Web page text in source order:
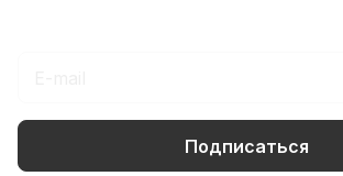
Подписаться